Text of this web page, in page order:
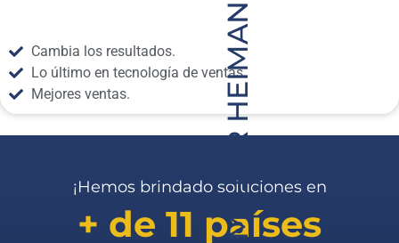
MILLER HEIMAN
Cambia los resultados.
Lo último en tecnología de ventas.
Mejores ventas.
¡Hemos brindado soluciones en
+ de 11 países